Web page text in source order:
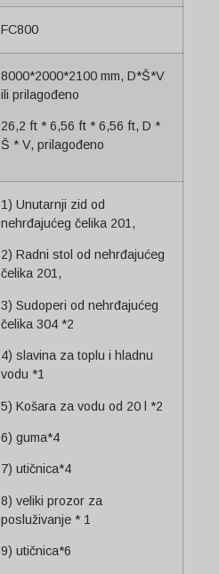
FC800
8000*2000*2100 mm, D*Š*V
ili prilagođeno
26,2 ft * 6,56 ft * 6,56 ft, D *
Š * V, prilagođeno
1) Unutarnji zid od
nehrđajućeg čelika 201,
2) Radni stol od nehrđajućeg
čelika 201,
3) Sudoperi od nehrđajućeg
čelika 304 *2
4) slavina za toplu i hladnu
vodu *1
5) Košara za vodu od 20 l *2
6) guma*4
7) utičnica*4
8) veliki prozor za
posluživanje * 1
9) utičnica*6
Latviešu valoda
Dansk
Eesti
Български
Nederlands (België)
हिन्दी
Slovenčina
Svenska